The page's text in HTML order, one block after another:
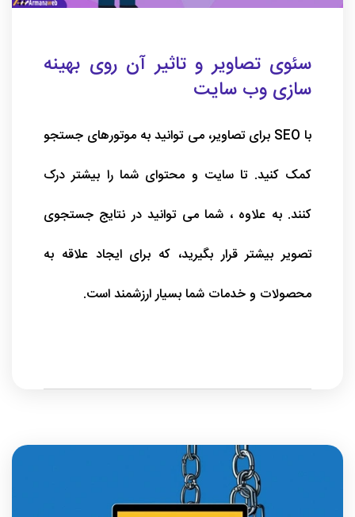
سئوی تصاویر و تاثیر آن روی بهینه
سازی وب سایت
با SEO برای تصاویر، می توانید به موتورهای جستجو
کمک کنید. تا سایت و محتوای شما را بیشتر درک
کنند. به علاوه ، شما می توانید در نتایج جستجوی
تصویر بیشتر قرار بگیرید، که برای ایجاد علاقه به
محصولات و خدمات شما بسیار ارزشمند است.